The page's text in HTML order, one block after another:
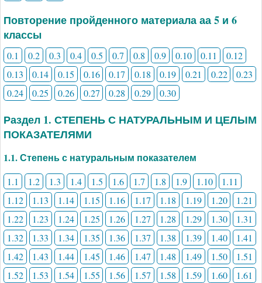
Повторение пройденного материала аа 5 и 6
классы
0.1 0.2 0.3 0.4 0.5 0.7 0.8 0.9 0.10 0.11
0.12
0.13
0.14 0.15 0.16 0.17 0.18 0.19 0.21 0.22
0.23
0.24
0.25 0.26 0.27 0.28 0.29 0.30
Раздел 1. СТЕПЕНЬ С НАТУРАЛЬНЫМ И ЦЕЛЫМ
ПОКАЗАТЕЛЯМИ
1.1. Степень с натуральным показателем
1.1 1.2 1.3 1.4 1.5 1.6 1.7 1.8 1.9 1.10
1.11
1.12
1.13 1.14 1.15 1.16 1.17 1.18 1.19 1.20
1.21
1.22
1.23 1.24 1.25 1.26 1.27 1.28 1.29 1.30
1.31
1.32
1.33 1.34 1.35 1.36 1.37 1.38 1.39 1.40
1.41
1.42
1.43 1.44 1.45 1.46 1.47 1.48 1.49 1.50
1.51
1.52
1.53 1.54 1.55 1.56 1.57 1.58 1.59 1.60
1.61